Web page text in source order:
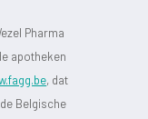
Pharma
apotheken
, dat
Belgische